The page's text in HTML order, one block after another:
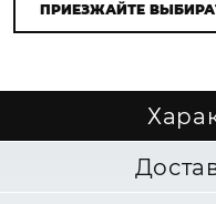
ПРИЕЗЖАЙТЕ